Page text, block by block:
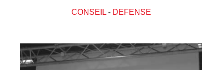
CONSEIL- DEFENSE